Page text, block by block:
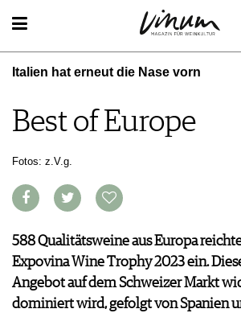
WEIN
WEINSUCHE
WINETRADECLUB
WEINE DES MONATS
UNIQUE WINERIES
WEINREGIONEN
WEINLEXIKON
INFOGRAFIKEN
TIPPS & TRICKS
NEWS
EVENTS
AWARDS
EVENT-BILDER
ESSEN & TRINKEN
FOOD PAIRING TIPPS
FOOD PAIRING TABELLE
REZEPTE
HOTSPOTS
WEINREISEN
MAGAZIN
DOSSIER
WINEGUIDES
KLARTEXT
EXTRAS
Italien hat erneut die Nase vorn
Best of Europe
Fotos: z.V.g.
588 Qualitätsweine aus Europa
Expovina Wine Trophy 2023 ein.
Angebot auf dem Schweizer Markt
dominiert wird, gefolgt von Spanien